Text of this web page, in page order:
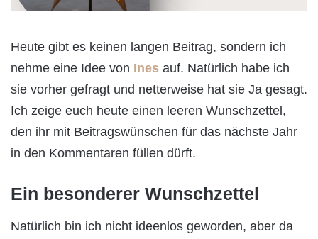
Heute gibt es keinen langen Beitrag, sondern ich
nehme eine Idee von Ines auf. Natürlich habe ich
sie vorher gefragt und netterweise hat sie Ja gesagt.
Ich zeige euch heute einen leeren Wunschzettel,
den ihr mit Beitragswünschen für das nächste Jahr
in den Kommentaren füllen dürft.
Ein besonderer Wunschzettel
Natürlich bin ich nicht ideenlos geworden, aber da